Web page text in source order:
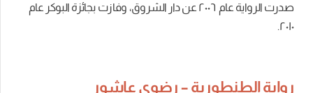
صدرت الرواية عام ٢٠٠٦ عن دار الشروق، وفازت بجائزة البوكر عام
٢٠١٠.
رواية الطنطورية – رضوى عاشور